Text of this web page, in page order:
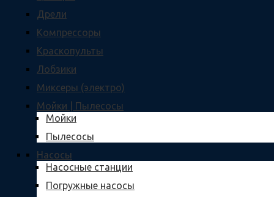
Дрели
Компрессоры
Краскопульты
Лобзики
Миксеры (электро)
Мойки | Пылесосы
Мойки
Пылесосы
Насосы
Насосные станции
Погружные насосы